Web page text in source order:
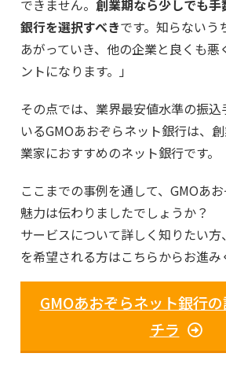
できません。 創業期なら少しでも手
銀行を選択すべきです。知らないう
あがっていき、他の企業と良くも悪
ントになります。」
その点では、業界最安値水準の振
いるGMOあおぞらネット銀行は、
業家におすすめのネット銀行です。
ここまでの事例を通して、GMOあ
魅力は伝わりましたでしょうか？
サービスについて詳しく知りたい
を希望される方はこちらからお進み
GMOあおぞらネット銀行
チラ